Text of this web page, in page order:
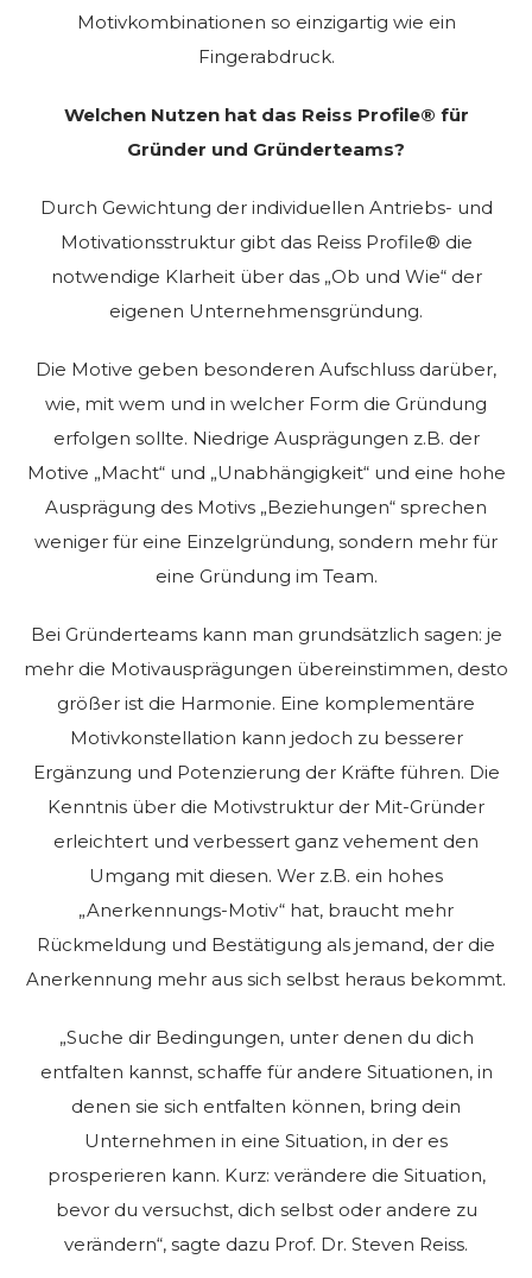
Motivkombinationen so einzigartig wie ein
Fingerabdruck.
Welchen Nutzen hat das Reiss Profile® für
Gründer und Gründerteams?
Durch Gewichtung der individuellen Antriebs- und
Motivationsstruktur gibt das Reiss Profile® die
notwendige Klarheit über das „Ob und Wie“ der
eigenen Unternehmensgründung.
Die Motive geben besonderen Aufschluss darüber,
wie, mit wem und in welcher Form die Gründung
erfolgen sollte. Niedrige Ausprägungen z.B. der
Motive „Macht“ und „Unabhängigkeit“ und eine hohe
Ausprägung des Motivs „Beziehungen“ sprechen
weniger für eine Einzelgründung, sondern mehr für
eine Gründung im Team.
Bei Gründerteams kann man grundsätzlich sagen: je
mehr die Motivausprägungen übereinstimmen, desto
größer ist die Harmonie. Eine komplementäre
Motivkonstellation kann jedoch zu besserer
Ergänzung und Potenzierung der Kräfte führen. Die
Kenntnis über die Motivstruktur der Mit-Gründer
erleichtert und verbessert ganz vehement den
Umgang mit diesen. Wer z.B. ein hohes
„Anerkennungs-Motiv“ hat, braucht mehr
Rückmeldung und Bestätigung als jemand, der die
Anerkennung mehr aus sich selbst heraus bekommt.
„Suche dir Bedingungen, unter denen du dich
entfalten kannst, schaffe für andere Situationen, in
denen sie sich entfalten können, bring dein
Unternehmen in eine Situation, in der es
prosperieren kann. Kurz: verändere die Situation,
bevor du versuchst, dich selbst oder andere zu
verändern“, sagte dazu Prof. Dr. Steven Reiss.